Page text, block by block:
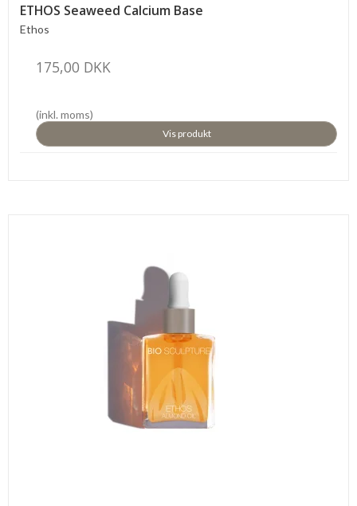
ETHOS Seaweed Calcium Base
Ethos
175,00 DKK
(inkl. moms)
Vis produkt